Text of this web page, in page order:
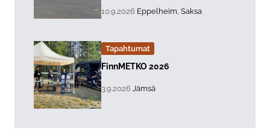
, Tapahtuman päiväys:
10.9.2026 Sijainti:
Eppelheim, Saksa
Tapahtumat
Lue lisää about event "
FinnMETKO 2026
, Tapahtuman päiväys:
3.9.2026 Sijainti:
Jämsä